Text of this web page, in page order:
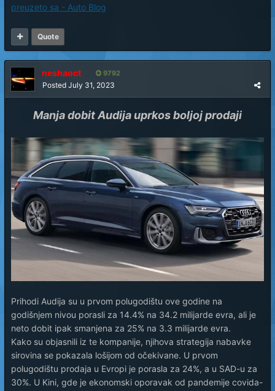
preuzeto sa - Auto Blog
Quote
neshaoct 9792
Posted July 31, 2023
Manja dobit Audija uprkos boljoj prodaji
Prihodi Audija su u prvom polugodištu ove godine na
godišnjem nivou porasli za 14.4% na 34.2 milijarde evra, ali je
neto dobit ipak smanjena za 25% na 3.3 milijarde evra.
Kako su objasnili iz te kompanije, njihova strategija nabavke
sirovina se pokazala lošijom od očekivane. U prvom
polugodištu prodaja u Evropi je porasla za 24%, a u SAD-u za
30%. U Kini, gde je ekonomski oporavak od pandemije covida-